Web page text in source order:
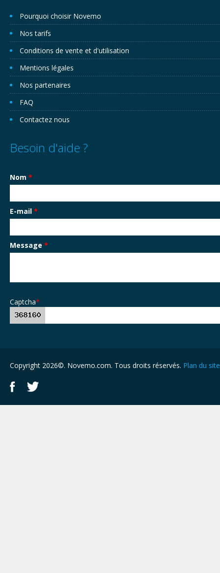
Pourquoi choisir Novemo
Nos tarifs
Conditions de vente et d'utilisation
Mentions légales
Nos partenaires
FAQ
Contactez nous
Besoin d'aide ?
Nom *
E-mail *
Message *
Captcha*
Copyright 2026©. Novemo.com. Tous droits réservés. Plan du site